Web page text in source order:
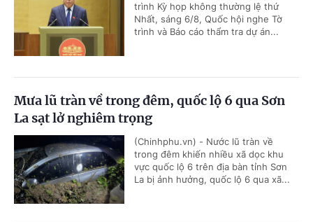
trình Kỳ họp không thường lệ thứ
Nhất, sáng 6/8, Quốc hội nghe Tờ
trình và Báo cáo thẩm tra dự án...
Mưa lũ tràn về trong đêm, quốc lộ 6 qua Sơn
La sạt lở nghiêm trọng
(Chinhphu.vn) - Nước lũ tràn về
trong đêm khiến nhiều xã dọc khu
vực quốc lộ 6 trên địa bàn tỉnh Sơn
La bị ảnh hưởng, quốc lộ 6 qua xã...